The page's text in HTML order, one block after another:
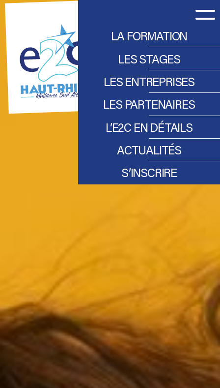
LA FORMATION
LES STAGES
LES ENTREPRISES
RECRUTER UN STAGIAIRE
DEVENIR PARTENAIRE
LES ENTREPRISES TÉMOIGNENT
LES PARTENAIRES
L’E2C EN DÉTAILS
NOTRE ÉQUIPE
NOS RÉSULTATS
LES TÉMOIGNAGES
ACTUALITÉS
S’INSCRIRE